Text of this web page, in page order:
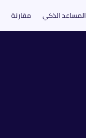
المساعد الذكي مقارنة